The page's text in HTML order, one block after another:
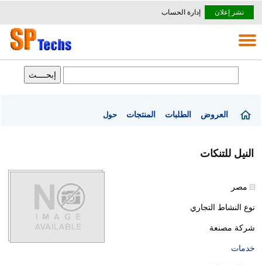
نشر إعلان إدارة الحساب
العروض الطلبات المنتجات حول
النيل للتنكات
مصر
نوع النشاط التجاري
شركة مصنعة
خدمات